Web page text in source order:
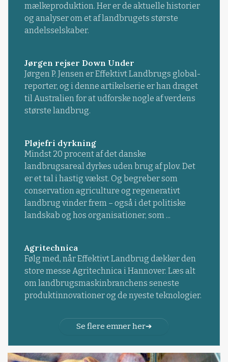
mælkeproduktion. Her er de aktuelle historier
og analyser om et af landbrugets største
andelsselskaber.
Jørgen rejser Down Under
Jørgen P. Jensen er Effektivt Landbrugs global-
reporter, og i denne artikelserie er han draget
til Australien for at udforske nogle af verdens
største landbrug.
Pløjefri dyrkning
Mindst 20 procent af det danske
landbrugsareal dyrkes uden brug af plov. Det
er et tal i hastig vækst. Og begreber som
conservation agriculture og regenerativt
landbrug vinder frem – også i det politiske
landskab og hos organisationer, som ...
Agritechnica
Følg med, når Effektivt Landbrug dækker den
store messe Agritechnica i Hannover. Læs alt
om landbrugsmaskinbranchens seneste
produktinnovationer og de nyeste teknologier.
Se flere emner her